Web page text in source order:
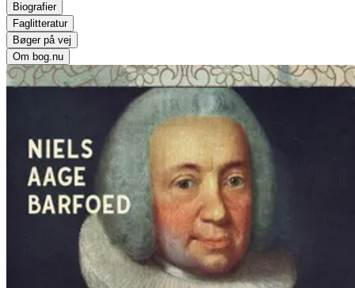
Biografier
Faglitteratur
Bøger på vej
Om bog.nu